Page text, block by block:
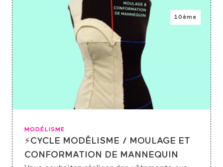
10ème
MODÉLISME
⚡CYCLE MODÉLISME / MOULAGE ET
CONFORMATION DE MANNEQUIN